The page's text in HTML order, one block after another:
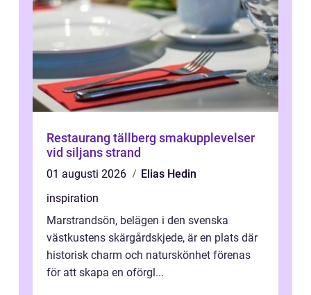
Restaurang tällberg smakupplevelser
vid siljans strand
01 augusti 2026
Elias Hedin
inspiration
Marstrandsön, belägen i den svenska
västkustens skärgårdskjede, är en plats där
historisk charm och naturskönhet förenas
för att skapa en oförgl...